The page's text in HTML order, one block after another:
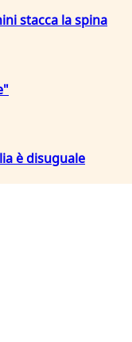
stacca la spina
è disuguale